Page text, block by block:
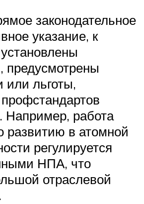
законодательное
указание, к
предусмотрены
или льготы,
Например, работа
развитию в атомной
регулируется
НПА, что
отраслевой